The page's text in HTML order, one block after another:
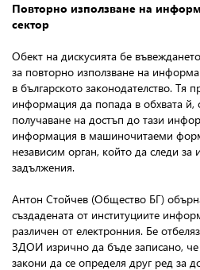
Повторно използване на
сектор
Обект на дискусията бе
за повторно използване на
в българското законодателство. Тя
информация да попада в обхвата й,
получаване на достъп до тази
информация в машиночитаеми
независим орган, който да следи за
задължения.
Антон Стойчев (Общество БГ)
създадената от институциите
различен от електронния. Бе
ЗДОИ изрично да бъде записано,
закони да се определя друг ред за